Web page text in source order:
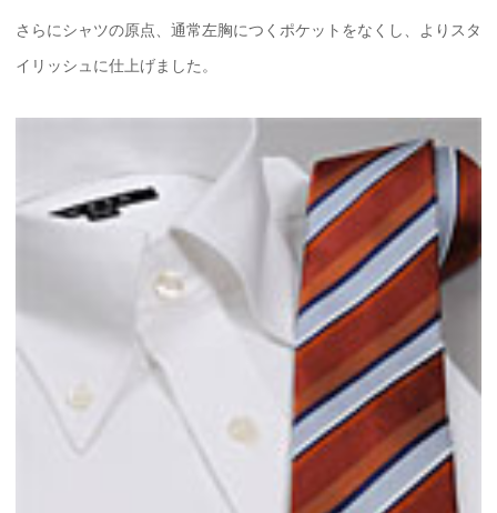
さらにシャツの原点、通常左胸につくポケットをなくし、よりスタ
イリッシュに仕上げました。